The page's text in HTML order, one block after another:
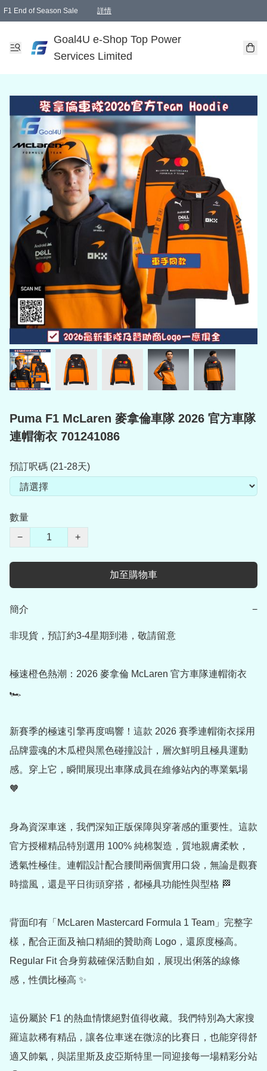
F1 End of Season Sale 詳情
Goal4U e-Shop Top Power
Services Limited
Puma F1 McLaren 麥拿倫車隊 2026 官方車隊
連帽衛衣 701241086
預訂呎碼 (21-28天)
數量
−
+
加至購物車
簡介 −
非現貨，預訂約3-4星期到港，敬請留意
極速橙色熱潮：2026 麥拿倫 McLaren 官方車隊連帽衛衣
🏎️
新賽季的極速引擎再度鳴響！這款 2026 賽季連帽衛衣採用
品牌靈魂的木瓜橙與黑色碰撞設計，層次鮮明且極具運動
感。穿上它，瞬間展現出車隊成員在維修站內的專業氣場
🧡
身為資深車迷，我們深知正版保障與穿著感的重要性。這款
官方授權精品特別選用 100% 純棉製造，質地親膚柔軟，
透氣性極佳。連帽設計配合腰間兩個實用口袋，無論是觀賽
時擋風，還是平日街頭穿搭，都極具功能性與型格 🏁
背面印有「McLaren Mastercard Formula 1 Team」完整字
樣，配合正面及袖口精細的贊助商 Logo，還原度極高。
Regular Fit 合身剪裁確保活動自如，展現出俐落的線條
感，性價比極高 ✨
這份屬於 F1 的熱血情懷絕對值得收藏。我們特別為大家搜
羅這款稀有精品，讓各位車迷在微涼的比賽日，也能穿得舒
適又帥氣，與諾里斯及皮亞斯特里一同迎接每一場精彩分站